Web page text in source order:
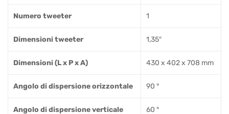
Numero tweeter 1
Dimensioni tweeter 1,35″
Dimensioni (L x P x A) 430 x 402 x 708 mm
Angolo di dispersione orizzontale 90 °
Angolo di dispersione verticale 60 °